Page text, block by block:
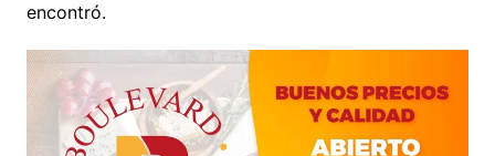
encontró.